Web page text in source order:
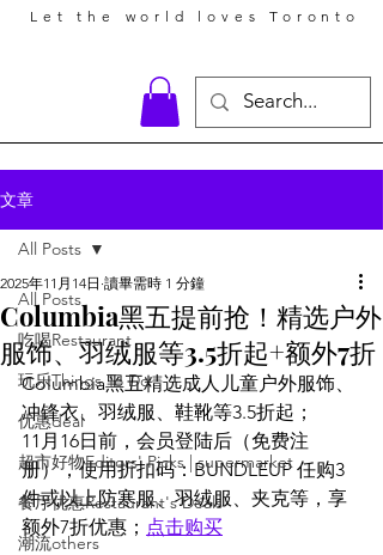
Let the world loves Toronto
文章
All Posts
吃喝Restaurant
玩乐Things To Do
优惠deal
超市好物Editors' Picks | supermarket
餐厅优惠Restaurant's Deals
潮流others
All Posts
Columbia黑五提前抢！精选户外
服饰、羽绒服等3.5折起+额外7折
2025年11月14日 讀畢需時 1 分鐘
Columbia黑五精选成人儿童户外服饰、
冲锋衣、羽绒服、鞋靴等3.5折起；
11月16日前，会员登陆后（免费注
册），使用折扣码：BUNDLEUP 任购3
件或以上防寒服、羽绒服、夹克等，享
额外7折优惠； 点击购买